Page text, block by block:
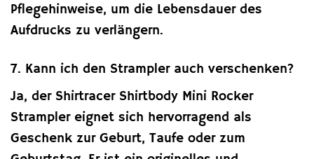
Pflegehinweise, um die Lebensdauer des
Aufdrucks zu verlängern.
7. Kann ich den Strampler auch verschenken?
Ja, der Shirtracer Shirtbody Mini Rocker
Strampler eignet sich hervorragend als
Geschenk zur Geburt, Taufe oder zum